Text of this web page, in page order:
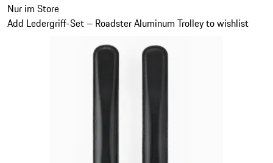
Nur im Store
Add Ledergriff-Set – Roadster Aluminum Trolley to wishlist
Slide 20 von 20